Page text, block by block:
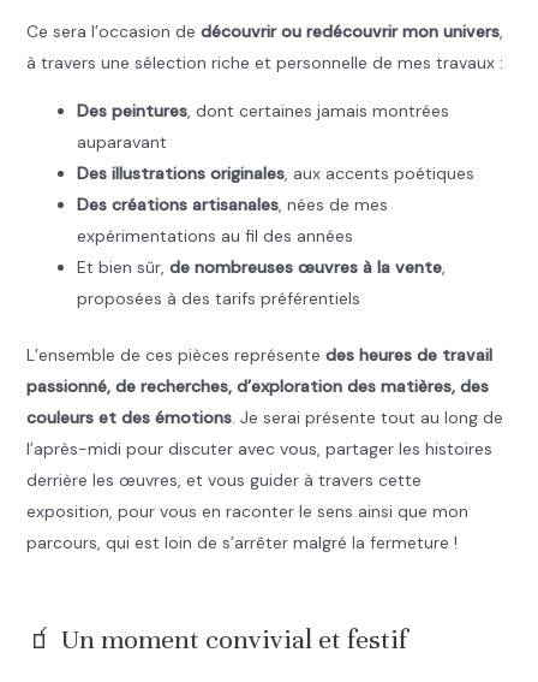
Ce sera l’occasion de découvrir ou redécouvrir mon univers,
à travers une sélection riche et personnelle de mes travaux :
Des peintures, dont certaines jamais montrées
auparavant
Des illustrations originales, aux accents poétiques
Des créations artisanales, nées de mes
expérimentations au fil des années
Et bien sûr, de nombreuses œuvres à la vente,
proposées à des tarifs préférentiels
L’ensemble de ces pièces représente des heures de travail
passionné, de recherches, d’exploration des matières, des
couleurs et des émotions. Je serai présente tout au long de
l’après-midi pour discuter avec vous, partager les histoires
derrière les œuvres, et vous guider à travers cette
exposition, pour vous en raconter le sens ainsi que mon
parcours, qui est loin de s’arrêter malgré la fermeture !
🧃 Un moment convivial et festif